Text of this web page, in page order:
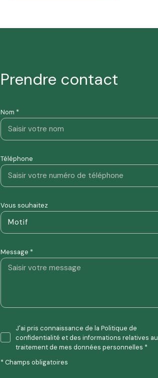
prendre contact
Nom *
Téléphone
Vous souhaitez
Motif
Message *
J'ai pris connaissance de la Politique de
confidentialité et des informations relatives au
traitement de mes données personnelles *
* Champs obligatoires